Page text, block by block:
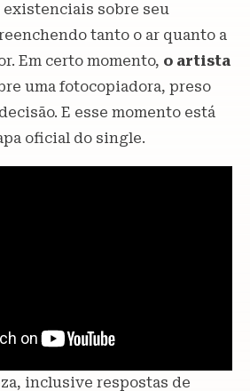
sobre seu
tanto o ar quanto a
Em certo momento, o artista
uma fotocopiadora, preso
E esse momento está
oficial do single.
inclusive respostas de